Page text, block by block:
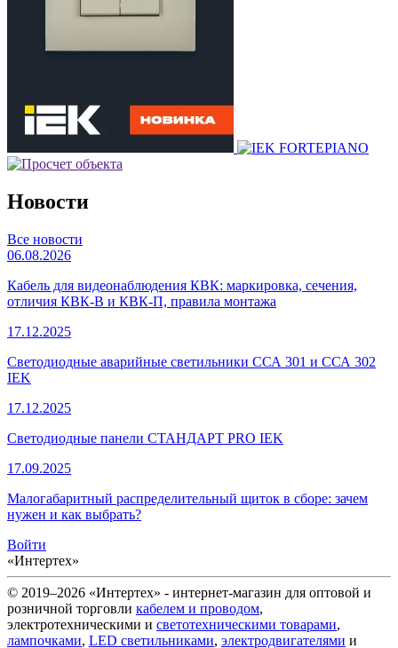
Новости
Все новости
06.08.2026
Кабель для видеонаблюдения КВК: маркировка, сечения,
отличия КВК-В и КВК-П, правила монтажа
17.12.2025
Светодиодные аварийные светильники ССА 301 и ССА 302
IEK
17.12.2025
Светодиодные панели СТАНДАРТ PRO IEK
17.09.2025
Малогабаритный распределительный щиток в сборе: зачем
нужен и как выбрать?
Войти
«Интертех»
© 2019–2026 «Интертех» - интернет-магазин для оптовой и
розничной торговли кабелем и проводом,
электротехническими и светотехническими товарами,
лампочками, LED светильниками, электродвигателями и